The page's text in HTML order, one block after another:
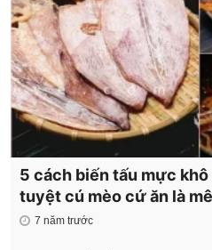
5 cách biến tấu mực
tuyệt cú mèo cứ ăn là mê
7 năm trước